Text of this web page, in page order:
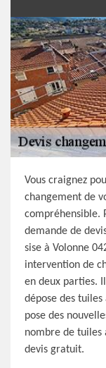
Vous craignez
changement de
compréhensible.
demande de
sise à Volonne
intervention de
en deux parties.
dépose des
pose des
nombre de tuiles
devis gratuit.